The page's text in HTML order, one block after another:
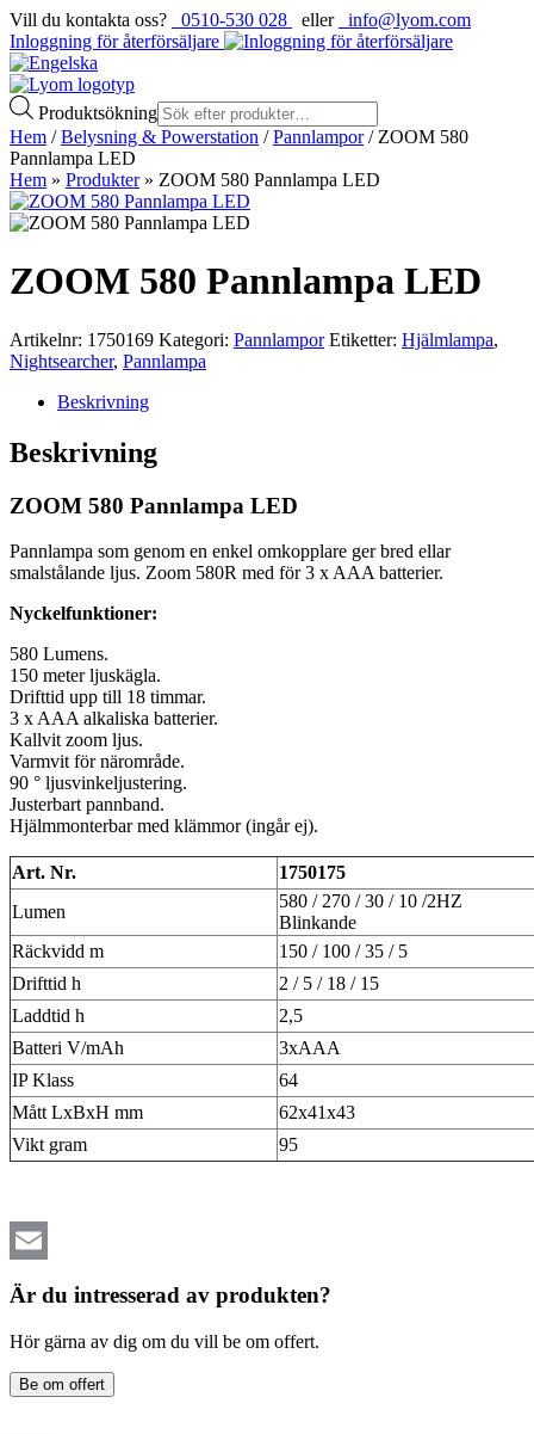
Vill du kontakta oss? 0510-530 028 eller
info@lyom.com
Inloggning för återförsäljare
Produktsökning
Hem /Belysning & Powerstation /Pannlampor/ ZOOM 580
Pannlampa LED
Hem » Produkter» ZOOM 580 Pannlampa LED
ZOOM 580 Pannlampa LED
Artikelnr: 1750169 Kategori: Pannlampor Etiketter: Hjälmlampa,
Nightsearcher, Pannlampa
Beskrivning
Beskrivning
ZOOM 580 Pannlampa LED
Pannlampa som genom en enkel omkopplare ger bred ellar
smalstålande ljus. Zoom 580R med för 3 x AAA batterier.
Nyckelfunktioner:
580 Lumens.
150 meter ljuskägla.
Drifttid upp till 18 timmar.
3 x AAA alkaliska batterier.
Kallvit zoom ljus.
Varmvit för närområde.
90 ° ljusvinkeljustering.
Justerbart pannband.
Hjälmmonterbar med klämmor (ingår ej).
Art. Nr.
1750175
Lumen
580 / 270 / 30 / 10 /2HZ
Blinkande
Räckvidd m
150 / 100 / 35 / 5
Drifttid h
2 / 5 / 18 / 15
Laddtid h
2,5
Batteri V/mAh
3xAAA
IP Klass
64
Mått LxBxH mm
62x41x43
Vikt gram
95
Email
Är du intresserad av produkten?
Hör gärna av dig om du vill be om offert.
Be om offert